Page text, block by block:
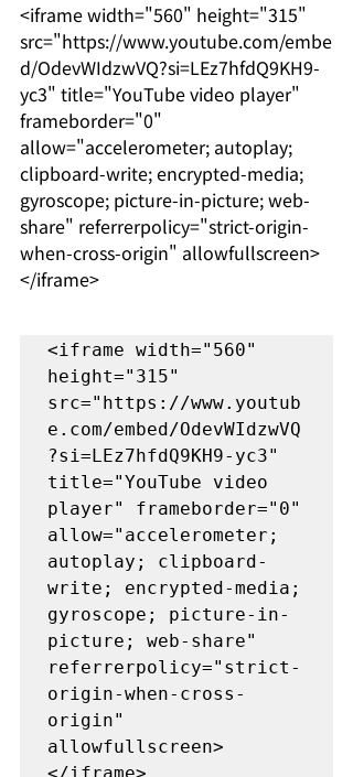
<iframe width="560" height="315"
src="https://www.youtube.com/embe
d/OdevWIdzwVQ?si=LEz7hfdQ9KH9-
yc3" title="YouTube video player"
frameborder="0"
allow="accelerometer; autoplay;
clipboard-write; encrypted-media;
gyroscope; picture-in-picture; web-
share" referrerpolicy="strict-origin-
when-cross-origin" allowfullscreen>
</iframe>
<iframe width="560"
height="315"
src="https://www.youtub
e.com/embed/OdevWIdzwVQ
?si=LEz7hfdQ9KH9-yc3"
title="YouTube video
player" frameborder="0"
allow="accelerometer;
autoplay; clipboard-
write; encrypted-media;
gyroscope; picture-in-
picture; web-share"
referrerpolicy="strict-
origin-when-cross-
origin"
allowfullscreen>